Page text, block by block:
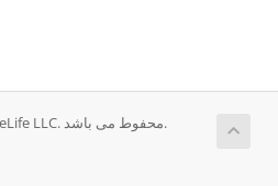
تمامی حقوق برای © 2026 PrideLife LLC. محفوط می باشد.